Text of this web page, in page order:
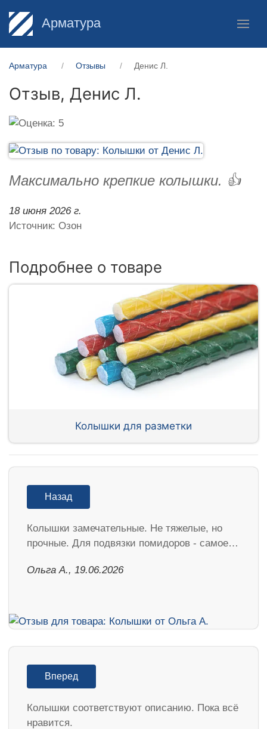
Арматура
Арматура Отзывы Денис Л.
Отзыв, Денис Л.
Максимально крепкие колышки. 👍
18 июня 2026 г.
Источник: Озон
Подробнее о товаре
Колышки для разметки
Назад
Колышки замечательные. Не тяжелые, но
прочные. Для подвязки помидоров - самое…
Ольга А., 19.06.2026
Вперед
Колышки соответствуют описанию. Пока всё
нравится.